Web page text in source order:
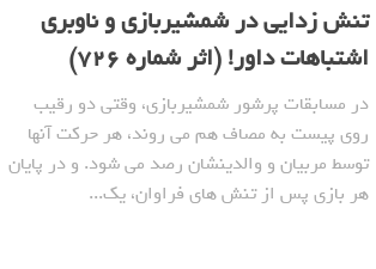
تنش زدایی در شمشیربازی و ناوبری
اشتباهات داور! (اثر شماره 726)
در مسابقات پرشور شمشیربازی، وقتی دو رقیب
روی پیست به مصاف هم می روند، هر حرکت آنها
توسط مربیان و والدینشان رصد می شود. و در پایان
هر بازی پس از تنش های فراوان، یک...